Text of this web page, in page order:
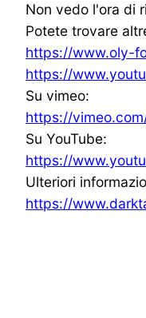
Non vedo l'ora di
Potete trovare
https://www.oly-
https://
Su vimeo:
https://
Su YouTube:
https://
Ulteriori
https://